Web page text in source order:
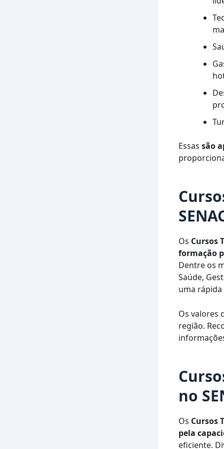
Essas são
Os Cursos
formação
Dentre os
Saúde,
uma
Os valores
região.
no
Os Cursos
pela
eficiente.